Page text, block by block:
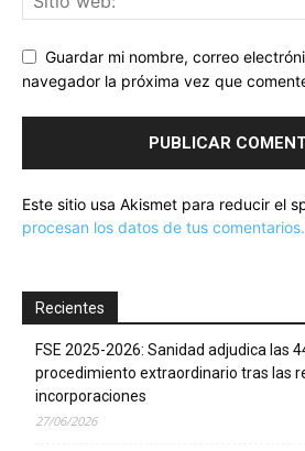
Guardar mi nombre, correo
navegador la próxima vez que
Este sitio usa Akismet para reducir el
procesan los datos de tus comentarios.
Recientes
FSE 2025-2026: Sanidad adjudica las
procedimiento extraordinario tras las
incorporaciones
27/06/2026